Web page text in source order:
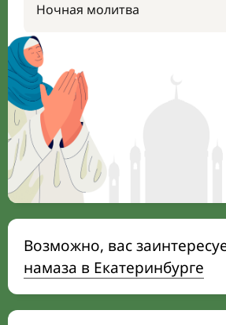
Ночная молитва
Возможно, вас
намаза в Екатеринбурге